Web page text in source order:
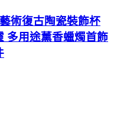
術復古陶瓷裝飾杯
多用途薰香蠟燭首飾